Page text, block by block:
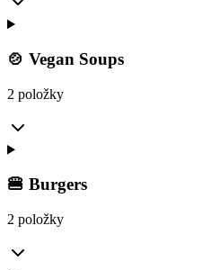
🍲 Vegan Soups
2 položky
🍔 Burgers
2 položky